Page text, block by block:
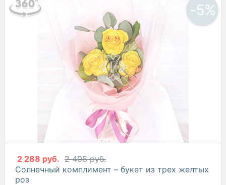
-5%
2 288 руб. 2 408 руб.
Солнечный комплимент – букет из трех желтых
роз